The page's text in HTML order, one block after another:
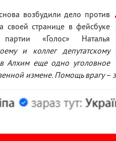
возбудили дело против
странице в фейсбуке
«Голос» Наталья
и коллег депутатскому
Алхим еще одно уголовное
измене. Помощь врагу –